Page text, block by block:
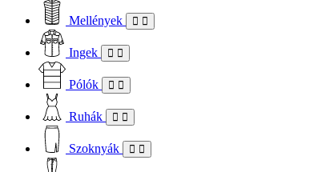
Mellények
Ingek
Pólók
Ruhák
Szoknyák